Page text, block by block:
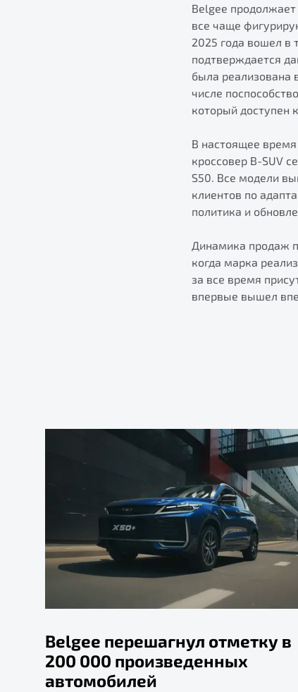
Belgee
все чаще
2025 года вошел в
подтверждается
была реализована
числе
который доступен
В настоящее
кроссовер B-SUV
S50. Все модели
клиентов по
политика и
Динамика продаж
когда марка
за все время
впервые вышел
Belgee перешагнул отметку в
200 000 произведенных
автомобилей